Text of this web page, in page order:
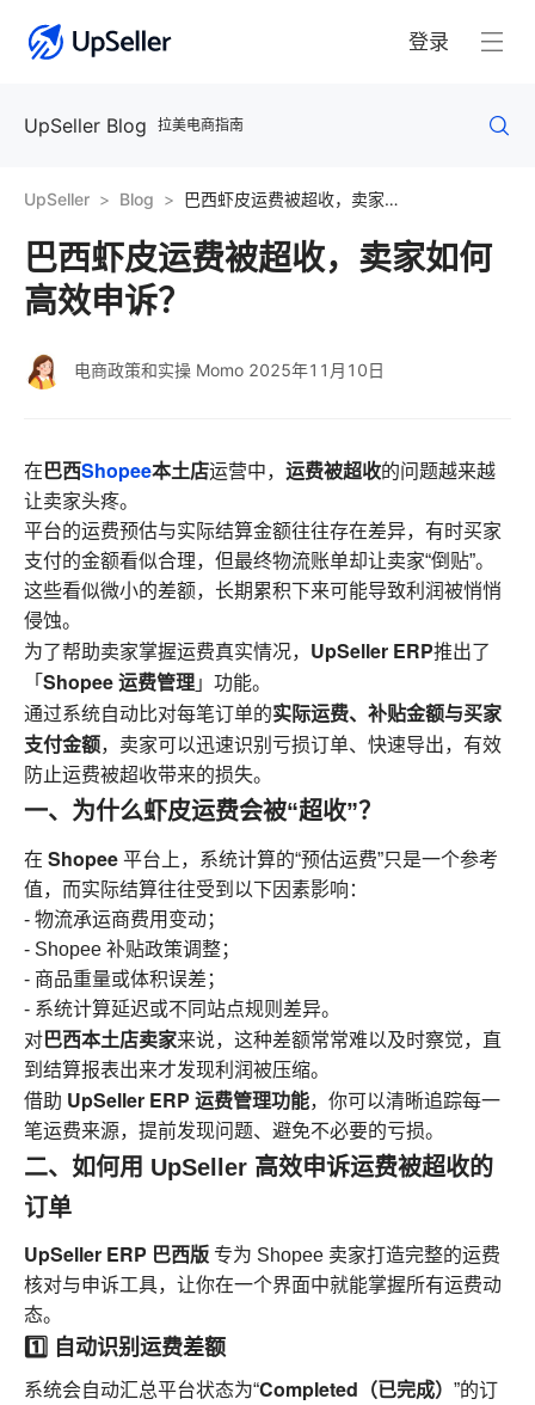
登录
UpSeller Blog 拉美电商指南
UpSeller Blog 巴西虾皮运费被超收，卖家如何高效申诉？
巴西虾皮运费被超收，卖家如何
高效申诉？
电商政策和实操 Momo 2025年11月10日
在巴西Shopee本土店运营中， 运费被超收的问题越来越
让卖家头疼。
平台的运费预估与实际结算金额往往存在差异，有时买家
支付的金额看似合理，但最终物流账单却让卖家“倒贴”。
这些看似微小的差额，长期累积下来可能导致利润被悄悄
侵蚀。
为了帮助卖家掌握运费真实情况， UpSeller ERP推出了
「 Shopee 运费管理 」功能。
通过系统自动比对每笔订单的实际运费、补贴金额与买家
支付金额，卖家可以迅速识别亏损订单、快速导出，有效
防止运费被超收带来的损失。
一、为什么虾皮运费会被“超收”？
在 Shopee 平台上，系统计算的“预估运费”只是一个参考
值，而实际结算往往受到以下因素影响：
- 物流承运商费用变动；
- Shopee 补贴政策调整；
- 商品重量或体积误差；
- 系统计算延迟或不同站点规则差异。
对巴西本土店卖家来说，这种差额常常难以及时察觉，直
到结算报表出来才发现利润被压缩。
借助 UpSeller ERP 运费管理功能，你可以清晰追踪每一
笔运费来源，提前发现问题、避免不必要的亏损。
二、如何用 UpSeller 高效申诉运费被超收的
订单
UpSeller ERP 巴西版 专为 Shopee 卖家打造完整的运费
核对与申诉工具，让你在一个界面中就能掌握所有运费动
态。
1️⃣ 自动识别运费差额
系统会自动汇总平台状态为“Completed（已完成） ”的订